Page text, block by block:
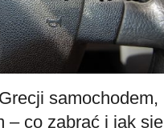
samochodem,
– co zabrać i jak się